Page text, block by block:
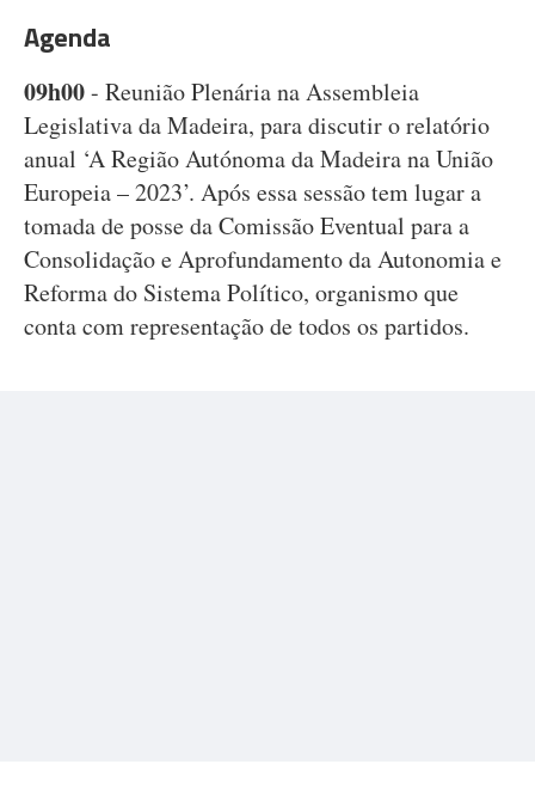
Agenda
09h00- Reunião Plenária na Assembleia
Legislativa da Madeira, para discutir o relatório
anual ‘A Região Autónoma da Madeira na União
Europeia – 2023’. Após essa sessão tem lugar a
tomada de posse da Comissão Eventual para a
Consolidação e Aprofundamento da Autonomia e
Reforma do Sistema Político, organismo que
conta com representação de todos os partidos.